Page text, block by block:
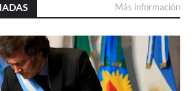
Más información